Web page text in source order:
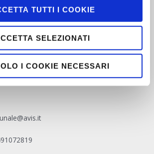
TUTTI I COOKIE
SELEZIONATI
I COOKIE NECESSARI